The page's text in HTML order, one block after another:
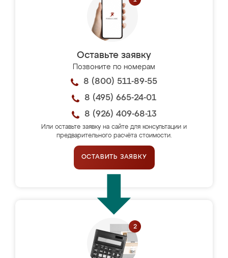
Оставьте заявку
Позвоните по номерам
8 (800) 511-89-55
8 (495) 665-24-01
8 (926) 409-68-13
Или оставьте заявку на сайте для консультации и
предварительного расчёта стоимости.
ОСТАВИТЬ ЗАЯВКУ